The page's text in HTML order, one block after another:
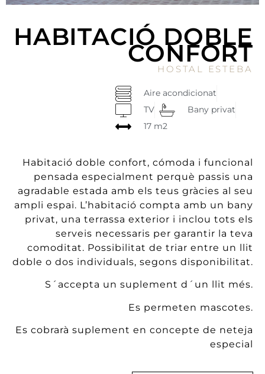
HABITACIÓ DOBLE
CONFORT
HOSTAL ESTEBA
Aire acondicionat
TV
Bany privat
17 m2
Habitació doble confort, cómoda i funcional
pensada especialment perquè passis una
agradable estada amb els teus gràcies al seu
ampli espai. L’habitació compta amb un bany
privat, una terrassa exterior i inclou tots els
serveis necessaris per garantir la teva
comoditat. Possibilitat de triar entre un llit
doble o dos individuals, segons disponibilitat.
S´accepta un suplement d´un llit més.
Es permeten mascotes.
Es cobrarà suplement en concepte de neteja
especial